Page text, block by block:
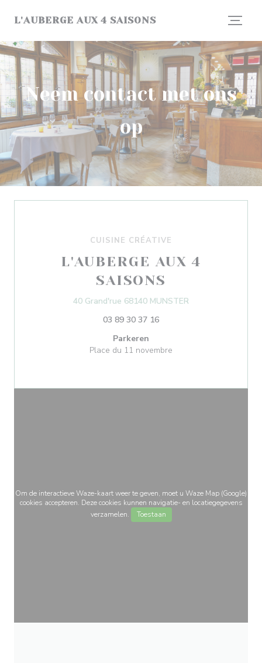
L'AUBERGE AUX 4 SAISONS
Neem contact met ons
op
CUISINE CRÉATIVE
L'AUBERGE AUX 4
SAISONS
40 Grand'rue 68140 MUNSTER((opent in een
03 89 30 37 16
Parkeren
Place du 11 novembre
Om de interactieve Waze-kaart weer te geven, moet u Waze Map (Google)
cookies accepteren. Deze cookies kunnen navigatie- en locatiegegevens
verzamelen.
Toestaan